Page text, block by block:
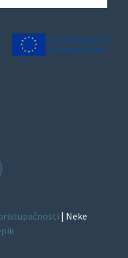
| Neke